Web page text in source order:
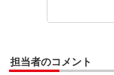
担当者のコメント